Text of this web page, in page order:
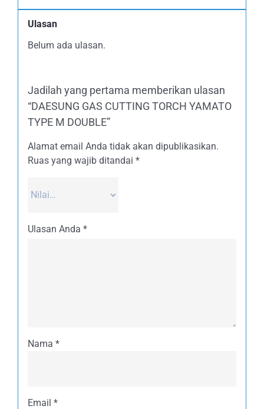
Ulasan
Belum ada ulasan.
Jadilah yang pertama memberikan ulasan
“DAESUNG GAS CUTTING TORCH YAMATO
TYPE M DOUBLE”
Alamat email Anda tidak akan dipublikasikan.
Ruas yang wajib ditandai *
Ulasan Anda *
Nama *
Email *